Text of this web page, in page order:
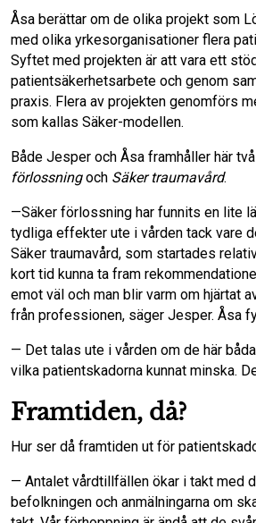
Åsa berättar om de olika projekt som
med olika yrkesorganisationer flera
Syftet med projekten är att vara ett
patientsäkerhetsarbete och genom
praxis. Flera av projekten genomförs
som kallas Säker-modellen.
Både Jesper och Åsa framhåller här
förlossningoch Säker traumavård.
—Säker förlossning har funnits en lite
tydliga effekter ute i vården tack vare
Säker traumavård, som startades
kort tid kunna ta fram
emot väl och man blir varm om hjärtat
från professionen, säger Jesper. Åsa
— Det talas ute i vården om de här
vilka patientskadorna kunnat minska.
Framtiden, då?
Hur ser då framtiden ut för
— Antalet vårdtillfällen ökar i takt med
befolkningen och anmälningarna om